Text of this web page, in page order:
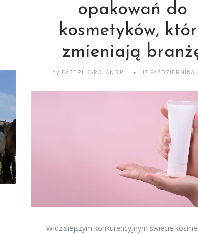
opakowań do
kosmetyków,
zmieniają
by FABERLIC-POLAND.PL 17 PAŹDZIERNIKA
W dzisiejszym konkurencyjnym świecie